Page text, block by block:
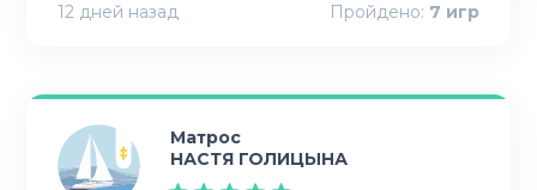
12 дней назад Пройдено: 7 игр
Матрос
НАСТЯ ГОЛИЦЫНА